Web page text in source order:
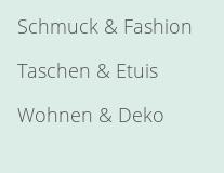
Schmuck & Fashion
Taschen & Etuis
Wohnen & Deko